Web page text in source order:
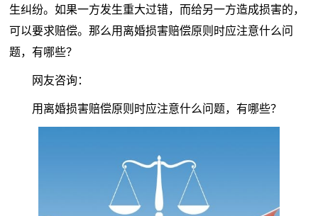
生纠纷。如果一方发生重大过错，而给另一方造成损害的，
可以要求赔偿。那么用离婚损害赔偿原则时应注意什么问
题，有哪些？
网友咨询：
用离婚损害赔偿原则时应注意什么问题，有哪些？